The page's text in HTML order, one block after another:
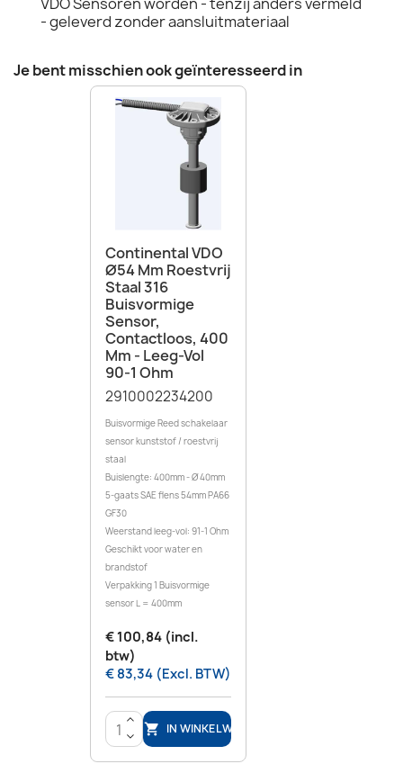
- geleverd zonder aansluitmateriaal
Je bent misschien ook geïnteresseerd in
Continental VDO
Ø54 Mm Roestvrij
Staal 316
Buisvormige
Sensor,
Contactloos, 400
Mm - Leeg-Vol
90-1 Ohm
2910002234200
Buisvormige Reed schakelaar
sensor kunststof / roestvrij
staal
Buislengte: 400mm - Ø 40mm
5-gaats SAE flens 54mm PA66
GF30
Weerstand leeg-vol: 91-1 Ohm
Geschikt voor water en
brandstof
Verpakking 1 Buisvormige
sensor L = 400mm
€ 100,84 (incl.
btw)
€ 83,34 (Excl. BTW)
>
<
 IN WINKELWAGEN